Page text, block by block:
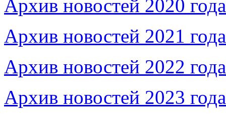
Архив новостей 2020 года
Архив новостей 2021 года
Архив новостей 2022 года
Архив новостей 2023 года